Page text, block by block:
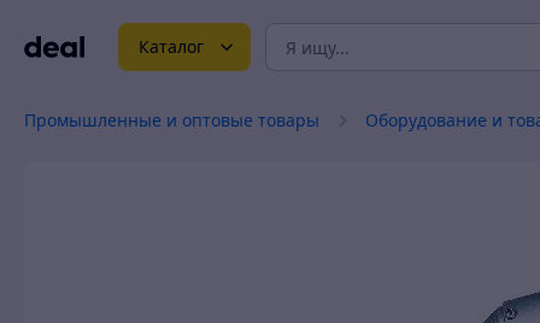
Каталог
Промышленные и оптовые товары Оборудование и